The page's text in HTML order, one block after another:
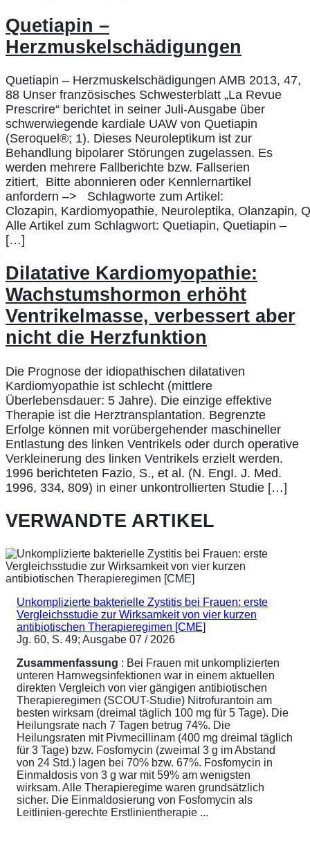
Quetiapin –
Herzmuskelschädigungen
Quetiapin – Herzmuskelschädigungen AMB 2013, 47,
88 Unser französisches Schwesterblatt „La Revue
Prescrire“ berichtet in seiner Juli-Ausgabe über
schwerwiegende kardiale UAW von Quetiapin
(Seroquel®; 1). Dieses Neuroleptikum ist zur
Behandlung bipolarer Störungen zugelassen. Es
werden mehrere Fallberichte bzw. Fallserien
zitiert, Bitte abonnieren oder Kennlernartikel
anfordern –> Schlagworte zum Artikel:
Clozapin, Kardiomyopathie, Neuroleptika, Olanzapin,
Alle Artikel zum Schlagwort: Quetiapin, Quetiapin –
[…]
Dilatative Kardiomyopathie:
Wachstumshormon erhöht
Ventrikelmasse, verbessert aber
nicht die Herzfunktion
Die Prognose der idiopathischen dilatativen
Kardiomyopathie ist schlecht (mittlere
Überlebensdauer: 5 Jahre). Die einzige effektive
Therapie ist die Herztransplantation. Begrenzte
Erfolge können mit vorübergehender maschineller
Entlastung des linken Ventrikels oder durch operative
Verkleinerung des linken Ventrikels erzielt werden.
1996 berichteten Fazio, S., et al. (N. EngI. J. Med.
1996, 334, 809) in einer unkontrollierten Studie […]
VERWANDTE ARTIKEL
Unkomplizierte bakterielle Zystitis bei Frauen: erste
Vergleichsstudie zur Wirksamkeit von vier kurzen
antibiotischen Therapieregimen [CME]
Jg. 60, S. 49; Ausgabe 07 / 2026
Zusammenfassung : Bei Frauen mit unkomplizierten
unteren Harnwegsinfektionen war in einem aktuellen
direkten Vergleich von vier gängigen antibiotischen
Therapieregimen (SCOUT-Studie) Nitrofurantoin am
besten wirksam (dreimal täglich 100 mg für 5 Tage). Die
Heilungsrate nach 7 Tagen betrug 74%. Die
Heilungsraten mit Pivmecillinam (400 mg dreimal täglich
für 3 Tage) bzw. Fosfomycin (zweimal 3 g im Abstand
von 24 Std.) lagen bei 70% bzw. 67%. Fosfomycin in
Einmaldosis von 3 g war mit 59% am wenigsten
wirksam. Alle Therapieregime waren grundsätzlich
sicher. Die Einmaldosierung von Fosfomycin als
Leitlinien-gerechte Erstlinientherapie ...